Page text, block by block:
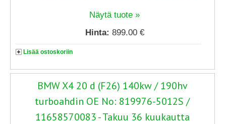
Näytä tuote »
Hinta: 899.00 €
Lisää ostoskoriin
BMW X4 20 d (F26) 140kw / 190hv
turboahdin OE No: 819976-5012S /
11658570083 - Takuu 36 kuukautta